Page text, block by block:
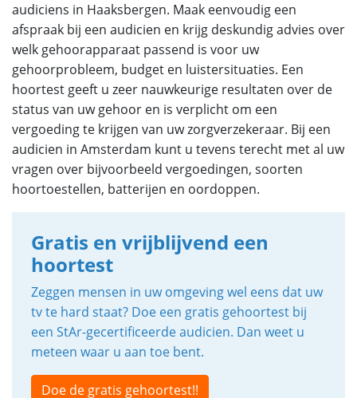
audiciens in Haaksbergen. Maak eenvoudig een
afspraak bij een audicien en krijg deskundig advies over
welk gehoorapparaat passend is voor uw
gehoorprobleem, budget en luistersituaties. Een
hoortest geeft u zeer nauwkeurige resultaten over de
status van uw gehoor en is verplicht om een
vergoeding te krijgen van uw zorgverzekeraar. Bij een
audicien in Amsterdam kunt u tevens terecht met al uw
vragen over bijvoorbeeld vergoedingen, soorten
hoortoestellen, batterijen en oordoppen.
Gratis en vrijblijvend een
hoortest
Zeggen mensen in uw omgeving wel eens dat uw
tv te hard staat? Doe een gratis gehoortest bij
een StAr-gecertificeerde audicien. Dan weet u
meteen waar u aan toe bent.
Doe de gratis gehoortest!!